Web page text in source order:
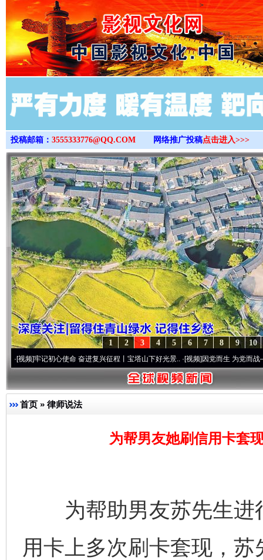
>
投稿邮箱： 3555333776@QQ.COM 网络推广投稿点击进入>>>
10
9
8
7
6
5
4
3
2
1
记初心使命 奋进复兴征程丨宝塔山下好光景..·[视频]因党而生 为党而战——百年“纪
首页 » 律师说法
为帮男友她刷信用卡套
为帮助男友苏先生进
用卡上多次刷卡套现，